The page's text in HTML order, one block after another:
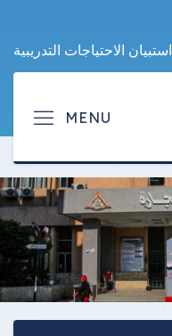
استبيان الاحتياجات التدريبية